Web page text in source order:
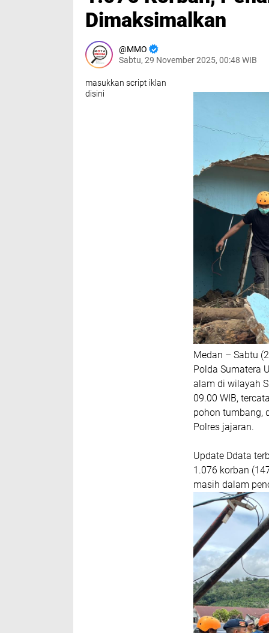
Dimaksimalkan
MMO
Sabtu, 29 November 2025, 00:48 WIB
masukkan script iklan
disini
Medan – Sabtu
Polda Sumatera
alam di wilayah
09.00 WIB,
pohon tumbang,
Polres jajaran.
Update Ddata
1.076 korban
masih dalam